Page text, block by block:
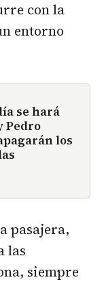
con la
entorno
se hará
Pedro
los
pasajera,
las
siempre